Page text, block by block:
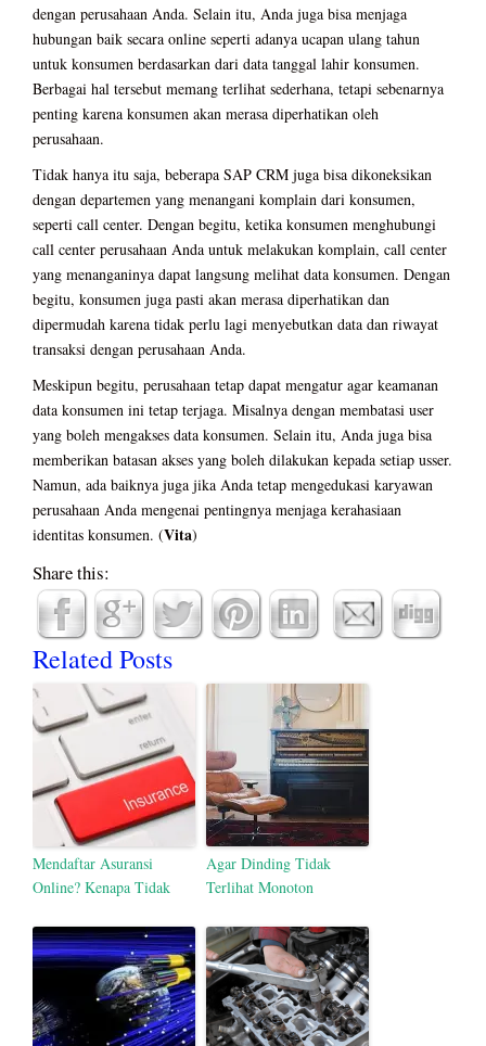
dengan perusahaan Anda. Selain itu, Anda juga bisa menjaga
hubungan baik secara online seperti adanya ucapan ulang tahun
untuk konsumen berdasarkan dari data tanggal lahir konsumen.
Berbagai hal tersebut memang terlihat sederhana, tetapi sebenarnya
penting karena konsumen akan merasa diperhatikan oleh
perusahaan.
Tidak hanya itu saja, beberapa SAP CRM juga bisa dikoneksikan
dengan departemen yang menangani komplain dari konsumen,
seperti call center. Dengan begitu, ketika konsumen menghubungi
call center perusahaan Anda untuk melakukan komplain, call center
yang menanganinya dapat langsung melihat data konsumen. Dengan
begitu, konsumen juga pasti akan merasa diperhatikan dan
dipermudah karena tidak perlu lagi menyebutkan data dan riwayat
transaksi dengan perusahaan Anda.
Meskipun begitu, perusahaan tetap dapat mengatur agar keamanan
data konsumen ini tetap terjaga. Misalnya dengan membatasi user
yang boleh mengakses data konsumen. Selain itu, Anda juga bisa
memberikan batasan akses yang boleh dilakukan kepada setiap usser.
Namun, ada baiknya juga jika Anda tetap mengedukasi karyawan
perusahaan Anda mengenai pentingnya menjaga kerahasiaan
identitas konsumen. (Vita)
Share this:
Related Posts
Mendaftar Asuransi
Online? Kenapa Tidak
Agar Dinding Tidak
Terlihat Monoton